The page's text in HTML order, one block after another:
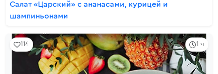
Салат «Царский» с ананасами, курицей и
шампиньонами
1 ч
114